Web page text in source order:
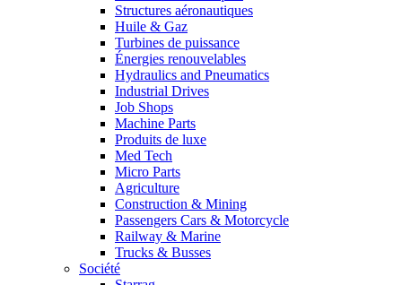
Structures aéronautiques
Huile & Gaz
Turbines de puissance
Énergies renouvelables
Hydraulics and Pneumatics
Industrial Drives
Job Shops
Machine Parts
Produits de luxe
Med Tech
Micro Parts
Agriculture
Construction & Mining
Passengers Cars & Motorcycle
Railway & Marine
Trucks & Busses
Société